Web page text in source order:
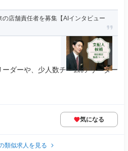
の店舗責任者を募集【AIインタビュー
ダーや、少人数チームの リーダー
気になる
類似求人を見る